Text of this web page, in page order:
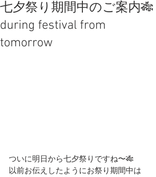
七夕祭り期間中のご案内🎋
during festival from
tomorrow
ついに明日から七夕祭りですね〜🎋
以前お伝えしたようにお祭り期間中は